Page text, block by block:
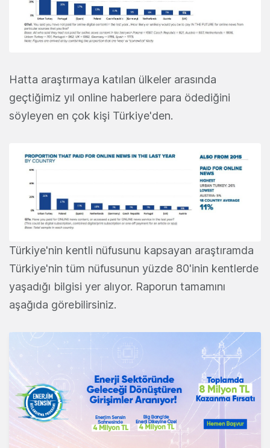
Hatta araştırmaya katılan ülkeler arasında
geçtiğimiz yıl online haberlere para ödediğini
söyleyen en çok kişi Türkiye'den.
Türkiye'nin kentli nüfusunu kapsayan araştıramda
Türkiye'nin tüm nüfusunun yüzde 80'inin kentlerde
yaşadığı bilgisi yer alıyor. Raporun tamamını
aşağıda görebilirsiniz.